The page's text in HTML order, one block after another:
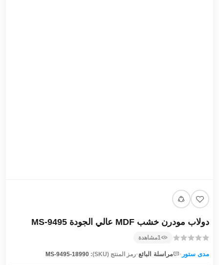
دولاب مودرن خشب MDF عالي الجودة MS-9495
1مشاهدة
مدى ستور · مراسلة البائع·رمز المنتج (SKU): MS-9495-18990